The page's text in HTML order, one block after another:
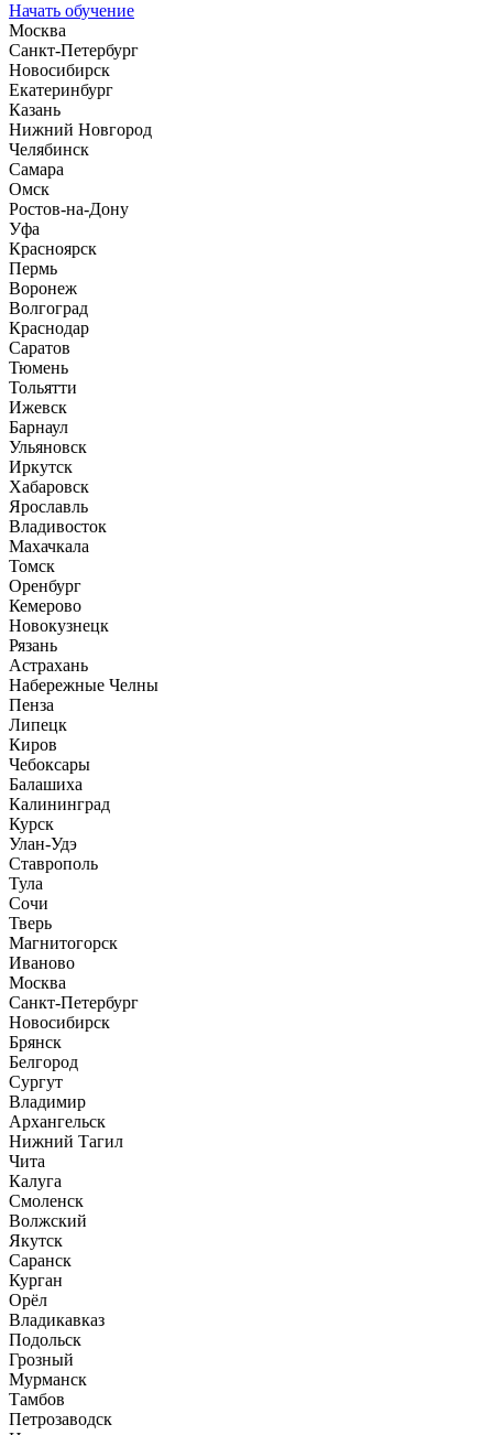
Начать обучение
Москва
Санкт-Петербург
Новосибирск
Екатеринбург
Казань
Нижний Новгород
Челябинск
Самара
Омск
Ростов-на-Дону
Уфа
Красноярск
Пермь
Воронеж
Волгоград
Краснодар
Саратов
Тюмень
Тольятти
Ижевск
Барнаул
Ульяновск
Иркутск
Хабаровск
Ярославль
Владивосток
Махачкала
Томск
Оренбург
Кемерово
Новокузнецк
Рязань
Астрахань
Набережные Челны
Пенза
Липецк
Киров
Чебоксары
Балашиха
Калининград
Курск
Улан-Удэ
Ставрополь
Тула
Сочи
Тверь
Магнитогорск
Иваново
Москва
Санкт-Петербург
Новосибирск
Брянск
Белгород
Сургут
Владимир
Архангельск
Нижний Тагил
Чита
Калуга
Смоленск
Волжский
Якутск
Саранск
Курган
Орёл
Владикавказ
Подольск
Грозный
Мурманск
Тамбов
Петрозаводск